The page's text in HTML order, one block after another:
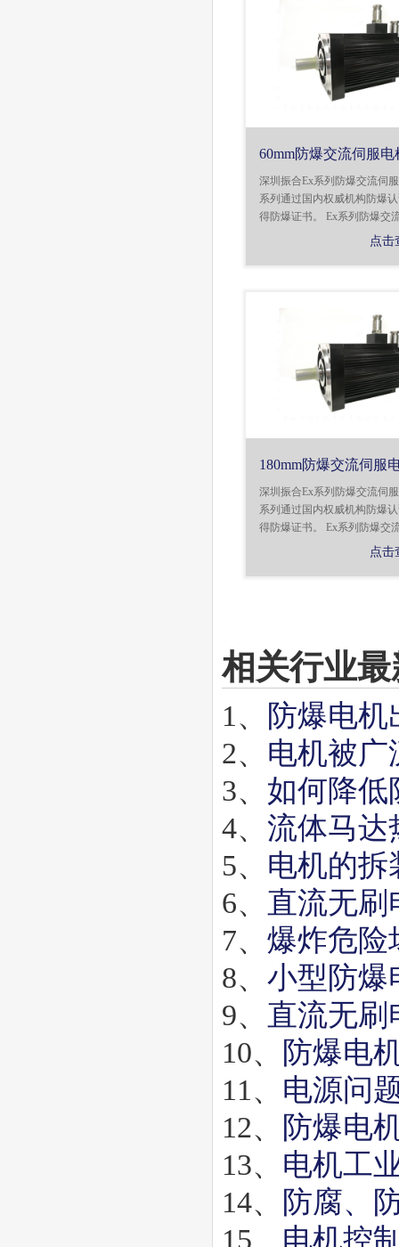
60mm防爆交流伺服电
深圳振合Ex系列防爆交流伺
系列通过国内权威机构防爆
得防爆证书。 Ex系列防爆交
点击
180mm防爆交流伺服
深圳振合Ex系列防爆交流伺
系列通过国内权威机构防爆
得防爆证书。 Ex系列防爆交
点击
相关行业
1、
防爆电
2、 电机被广
3、 如何降低
4、 流体马达
5、 电机的拆
6、 直流无刷
7、 爆炸危险
8、 小型防爆
9、 直流无刷
10、
防爆电
11、 电源问
12、
防爆电
13、 电机工
14、
防腐、
15、 电机控